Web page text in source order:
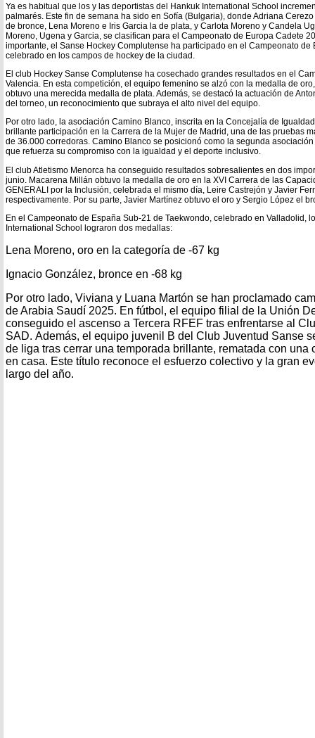
Ya es habitual que los y las deportistas del Hankuk International School
palmarés. Este fin de semana ha sido en Sofía (Bulgaria), donde Adriana
de bronce, Lena Moreno e Iris Garcia la de plata, y Carlota Moreno y Candela
Moreno, Ugena y Garcia, se clasifican para el Campeonato de Europa Cadete
importante, el Sanse Hockey Complutense ha participado en el Campeonato
celebrado en los campos de hockey de la ciudad.
El club Hockey Sanse Complutense ha cosechado grandes resultados en el
Valencia. En esta competición, el equipo femenino se alzó con la medalla de
obtuvo una merecida medalla de plata. Además, se destacó la actuación de
del torneo, un reconocimiento que subraya el alto nivel del equipo.
Por otro lado, la asociación Camino Blanco, inscrita en la Concejalía de
brillante participación en la Carrera de la Mujer de Madrid, una de las pruebas
de 36.000 corredoras. Camino Blanco se posicionó como la segunda
que refuerza su compromiso con la igualdad y el deporte inclusivo.
El club Atletismo Menorca ha conseguido resultados sobresalientes en dos
junio. Macarena Millán obtuvo la medalla de oro en la XVI Carrera de las
GENERALI por la Inclusión, celebrada el mismo día, Leire Castrejón y Javier
respectivamente. Por su parte, Javier Martínez obtuvo el oro y Sergio López el
En el Campeonato de España Sub-21 de Taekwondo, celebrado en Valladolid,
International School lograron dos medallas:
Lena Moreno, oro en la categoría de -67 kg
Ignacio González, bronce en -68 kg
Por otro lado, Viviana y Luana Martón se han proclamado
de Arabia Saudí 2025. En fútbol, el equipo filial de la Unión
conseguido el ascenso a Tercera RFEF tras enfrentarse al
SAD. Además, el equipo juvenil B del Club Juventud Sanse
de liga tras cerrar una temporada brillante, rematada con una
en casa. Este título reconoce el esfuerzo colectivo y la gran
largo del año.